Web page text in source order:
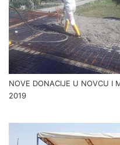
NOVE DONACIJE U NOVCU I
2019